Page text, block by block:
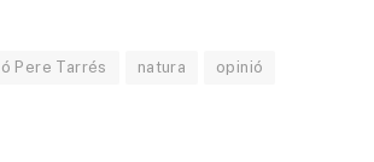
Pere Tarrés natura opinió